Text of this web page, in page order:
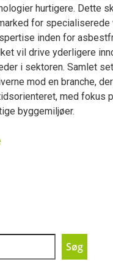
hurtigere. Dette
for specialiserede
inden for
vil drive yderligere
i sektoren. Samlet
mod en branche,
med fokus
byggemiljøer.
Søg